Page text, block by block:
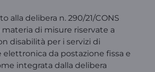
alla delibera n. 290/21/CONS
materia di misure riservate a
disabilità per i servizi di
da postazione fissa e
integrata dalla delibera